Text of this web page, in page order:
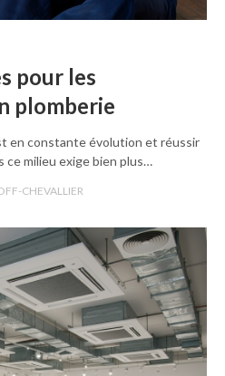
pour les
plomberie
en constante évolution et réussir
ce milieu exige bien plus…
CHEVALLIER